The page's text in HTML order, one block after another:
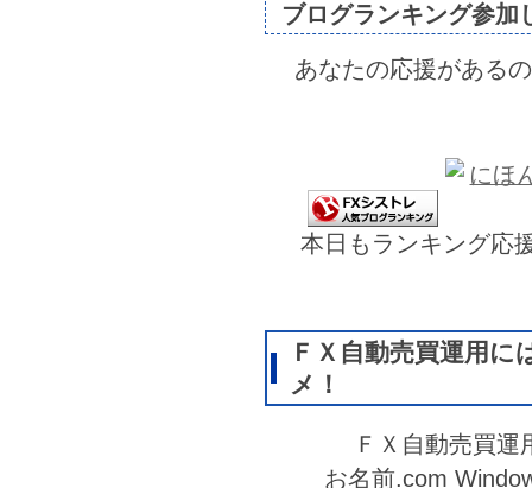
ブログランキング参加
あなたの応援がある
本日もランキング応
ＦＸ自動売買運用
メ！
ＦＸ自動売買
お名前.com